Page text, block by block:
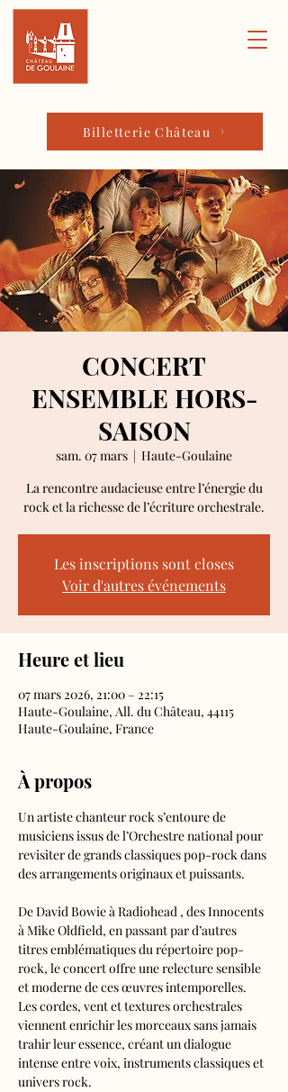
Billetterie Château
CONCERT
ENSEMBLE HORS-
SAISON
sam. 07 mars
  |
Haute-Goulaine
La rencontre audacieuse entre l’énergie du
rock et la richesse de l’écriture orchestrale.
Les inscriptions sont closes
Voir d'autres événements
Heure et lieu
07 mars 2026, 21:00 – 22:15
Haute-Goulaine, All. du Château, 44115
Haute-Goulaine, France
À propos
Un artiste chanteur rock s’entoure de
musiciens issus de l’Orchestre national pour
revisiter de grands classiques pop-rock dans
des arrangements originaux et puissants.
De David Bowie à Radiohead , des Innocents
à Mike Oldfield, en passant par d’autres
titres emblématiques du répertoire pop-
rock, le concert offre une relecture sensible
et moderne de ces œuvres intemporelles.
Les cordes, vent et textures orchestrales
viennent enrichir les morceaux sans jamais
trahir leur essence, créant un dialogue
intense entre voix, instruments classiques et
univers rock.